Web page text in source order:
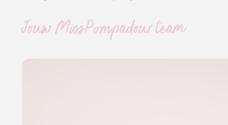
Jouw MissPompadour team